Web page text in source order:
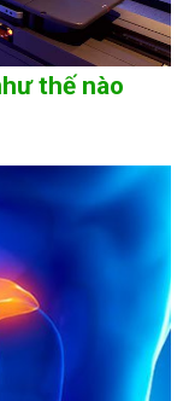
thế nào